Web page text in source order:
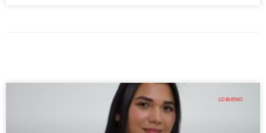
LO BUENO